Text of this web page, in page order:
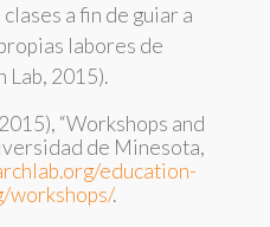
a fin de guiar a
labores de
Lab, 2015).
“Workshops and
de Minesota,
education-
workshops/.